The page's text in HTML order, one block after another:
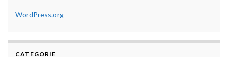
WordPress.org
CATEGORIE